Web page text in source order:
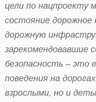
цели по нацпроекту
состояние дорожное
дорожную
зарекомендовавшие
безопасность – это
поведения на
взрослыми, но и